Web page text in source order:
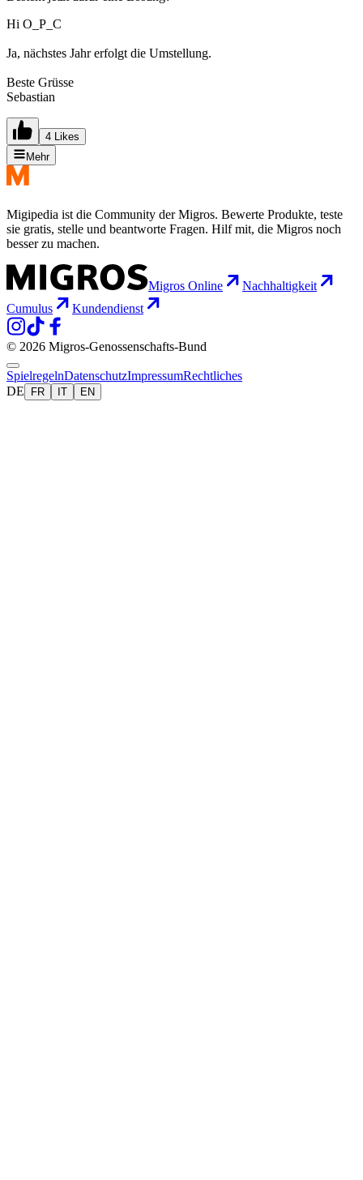
Hi O_P_C
Ja, nächstes Jahr erfolgt die Umstellung.
Beste Grüsse
Sebastian
4 Likes
Mehr
Migipedia ist die Community der Migros. Bewerte Produkte, teste
sie gratis, stelle und beantworte Fragen. Hilf mit, die Migros noch
besser zu machen.
Migros Online
Nachhaltigkeit
Cumulus
Kundendienst
© 2026 Migros-Genossenschafts-Bund
SpielregelnDatenschutzImpressumRechtliches
DE
FR IT EN